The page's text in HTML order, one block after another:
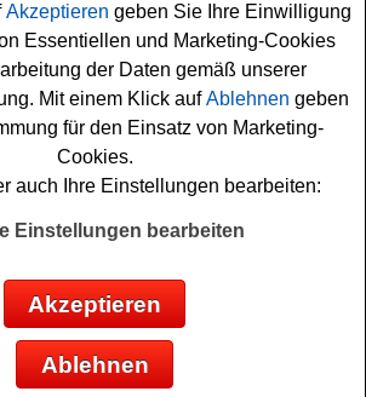
Gewinnspiel kostenlos
müssen Sie nur kurz das kleine
und den Newsletter abonnieren. Viel
Naturbummler Gewinnspiel!
verlost 5x ein tolles
Akzeptieren geben Sie Ihre Einwilligung
Essentiellen und Marketing-Cookies
der Daten gemäß unserer
Mit einem Klick aufAblehnen geben
für den Einsatz von Marketing-
Cookies.
auch Ihre Einstellungen bearbeiten:
Einstellungen bearbeiten
Akzeptieren
Ablehnen